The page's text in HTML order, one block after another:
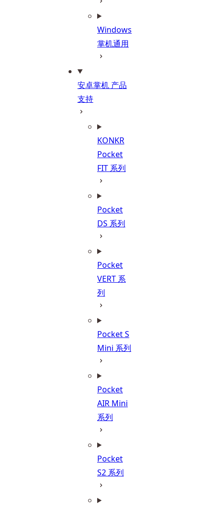
Windows
掌机通用
安卓掌机 产品
支持
KONKR
Pocket
FIT 系列
Pocket
DS 系列
Pocket
VERT 系
列
Pocket S
Mini 系列
Pocket
AIR Mini
系列
Pocket
S2 系列